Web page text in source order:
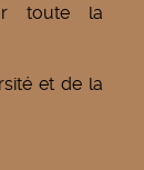
toute la
et de la